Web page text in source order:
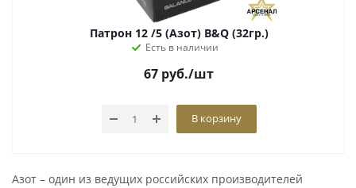
Патрон 12 /5 (Азот) B&Q (32гр.)
Есть в наличии
67 руб./шт
В корзину
Азот – один из ведущих российских производителей